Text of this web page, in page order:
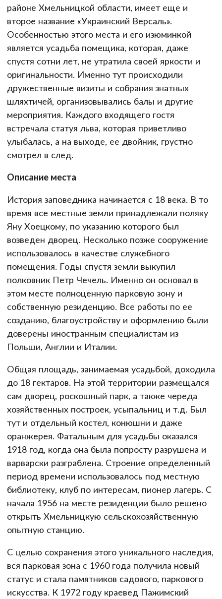
районе Хмельницкой области, имеет еще и
второе название «Украинский Версаль».
Особенностью этого места и его изюминкой
является усадьба помещика, которая, даже
спустя сотни лет, не утратила своей яркости и
оригинальности. Именно тут происходили
дружественные визиты и собрания знатных
шляхтичей, организовывались балы и другие
мероприятия. Каждого входящего гостя
встречала статуя льва, которая приветливо
улыбалась, а на выходе, ее двойник, грустно
смотрел в след.
Описание места
История заповедника начинается с 18 века. В то
время все местные земли принадлежали поляку
Яну Хоецкому, по указанию которого был
возведен дворец. Несколько позже сооружение
использовалось в качестве служебного
помещения. Годы спустя земли выкупил
полковник Петр Чечель. Именно он основал в
этом месте полноценную парковую зону и
собственную резиденцию. Все работы по ее
созданию, благоустройству и оформлению были
доверены иностранным специалистам из
Польши, Англии и Италии.
Общая площадь, занимаемая усадьбой, доходила
до 18 гектаров. На этой территории размещался
сам дворец, роскошный парк, а также череда
хозяйственных построек, усыпальниц и т.д. Был
тут и отдельный костел, конюшни и даже
оранжерея. Фатальным для усадьбы оказался
1918 год, когда она была попросту разрушена и
варварски разграблена. Строение определенный
период времени использовалось под местную
библиотеку, клуб по интересам, пионер лагерь. С
начала 1956 на месте резиденции было решено
открыть Хмельницкую сельскохозяйственную
опытную станцию.
С целью сохранения этого уникального наследия,
вся парковая зона с 1960 года получила новый
статус и стала памятников садового, паркового
искусства. К 1972 году краевед Пажимский